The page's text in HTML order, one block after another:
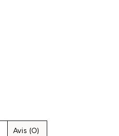
Avis (0)